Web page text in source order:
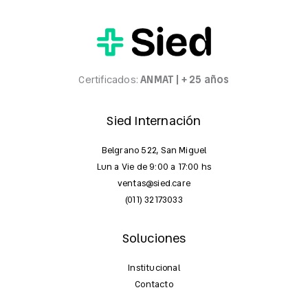
Certificados:ANMAT | + 25 años
Sied Internación
Belgrano 522, San Miguel
Lun a Vie de 9:00 a 17:00 hs
ventas@sied.care
(011) 32173033
Soluciones
Institucional
Contacto